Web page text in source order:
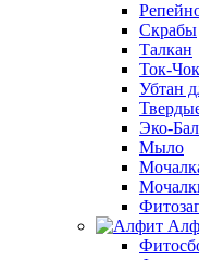
Скрабы
Талкан
Ток-Чок
Убтан
Эко-
Мыло